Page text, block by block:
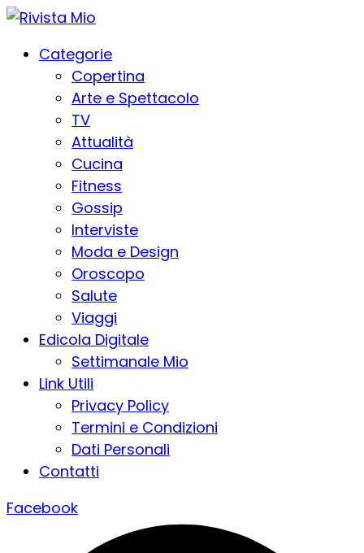
Categorie
Copertina
Arte e Spettacolo
TV
Attualità
Cucina
Fitness
Gossip
Interviste
Moda e Design
Oroscopo
Salute
Viaggi
Edicola Digitale
Settimanale Mio
Link Utili
Privacy Policy
Termini e Condizioni
Dati Personali
Contatti
Facebook